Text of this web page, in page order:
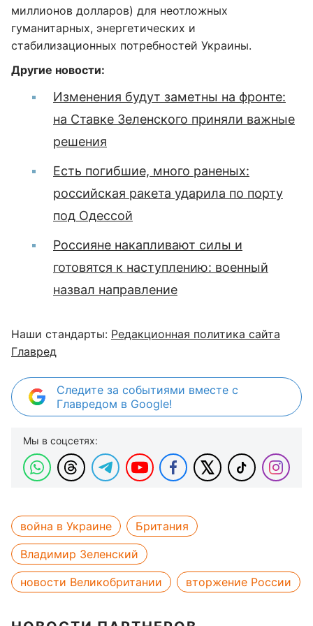
миллионов долларов) для неотложных
гуманитарных, энергетических и
стабилизационных потребностей Украины.
Другие новости:
Изменения будут заметны на фронте:
на Ставке Зеленского приняли важные
решения
Есть погибшие, много раненых:
российская ракета ударила по порту
под Одессой
Россияне накапливают силы и
готовятся к наступлению: военный
назвал направление
Наши стандарты: Редакционная политика сайта
Главред
Следите за событиями вместе с
Главредом в Google!
Мы в соцсетях:
война в Украине
Британия
Владимир Зеленский
новости Великобритании
вторжение России